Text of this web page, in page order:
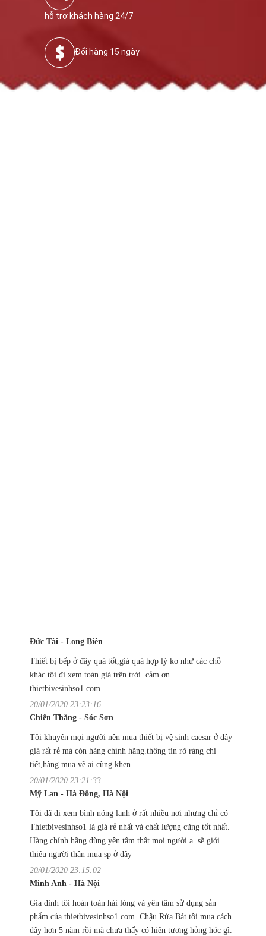
hỗ trợ khách hàng 24/7
Đổi hàng 15 ngày
Đức Tài - Long Biên
Thiết bị bếp ở đây quá tốt,giá quá hợp lý ko như các chỗ
khác tôi đi xem toàn giá trên trời. cảm ơn
thietbivesinhso1.com
20/01/2020 23:23:16
Chiến Thắng - Sóc Sơn
Tôi khuyên mọi người nên mua thiết bị vệ sinh caesar ở đây
giá rất rẻ mà còn hàng chính hãng.thông tin rõ ràng chi
tiết,hàng mua về ai cũng khen.
20/01/2020 23:21:33
Mỹ Lan - Hà Đông, Hà Nội
Tôi đã đi xem bình nóng lạnh ở rất nhiều nơi nhưng chỉ có
Thietbivesinhso1 là giá rẻ nhất và chất lượng cũng tốt nhất.
Hàng chính hãng dùng yên tâm thật mọi người ạ. sẽ giới
thiệu người thân mua sp ở đây
20/01/2020 23:15:02
Minh Anh - Hà Nội
Gia đình tôi hoàn toàn hài lòng và yên tâm sử dụng sản
phẩm của thietbivesinhso1.com. Chậu Rửa Bát tôi mua cách
đây hơn 5 năm rồi mà chưa thấy có hiện tượng hỏng hóc gì.